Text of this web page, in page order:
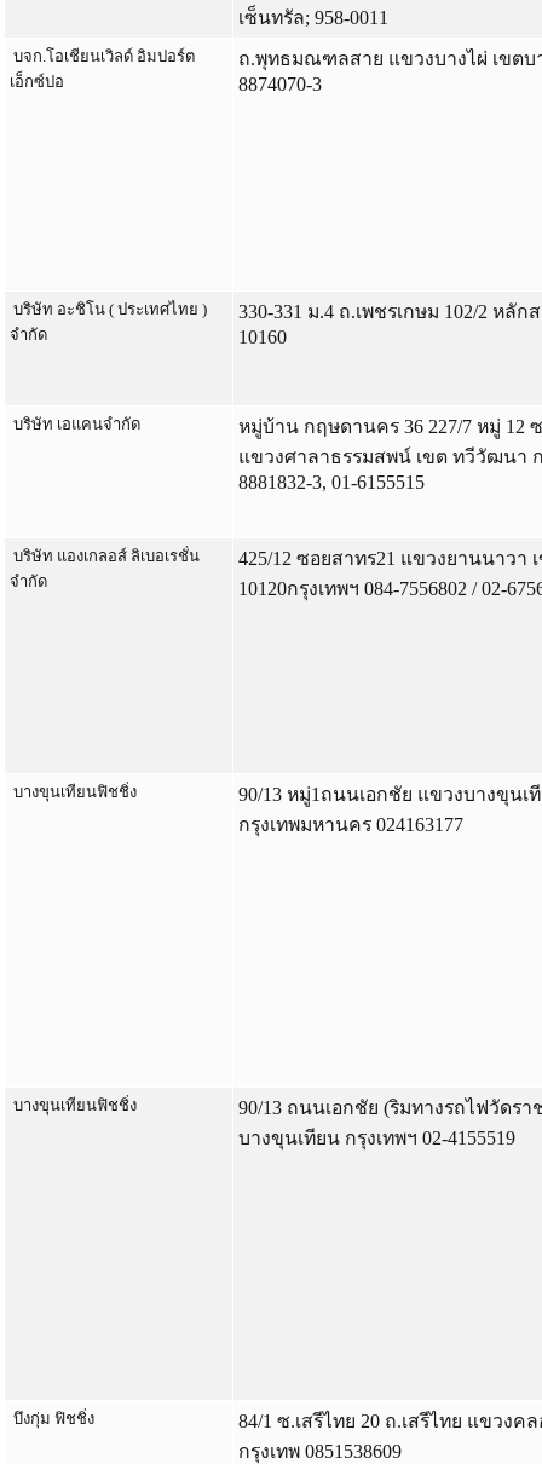
เซ็นทรัล; 958-0011
บจก.โอเชียนเวิลด์ อิมปอร์ต
เอ็กซ์ปอ
ถ.พุทธมณฑลสาย แขวงบางไผ่ เขตบ
8874070-3
บริษัท อะชิโน ( ประเทศไทย )
จำกัด
330-331 ม.4 ถ.เพชรเกษม 102/2 หลั
10160
บริษัท เอแคนจำกัด
หมู่บ้าน กฤษดานคร 36 227/7 หมู่ 12
แขวงศาลาธรรมสพน์ เขต ทวีวัฒนา ก
8881832-3, 01-6155515
บริษัท แองเกลอส์ ลิเบอเรชั่น
จำกัด
425/12 ซอยสาทร21 แขวงยานนาวา
10120กรุงเทพฯ 084-7556802 / 02-
บางขุนเทียนฟิชชิ่ง
90/13 หมู่1ถนนเอกชัย แขวงบางขุนเ
กรุงเทพมหานคร 024163177
บางขุนเทียนฟิชชิ่ง
90/13 ถนนเอกชัย (ริมทางรถไฟวัดรา
บางขุนเทียน กรุงเทพฯ 02-4155519
บึงกุ่ม ฟิชชิ่ง
84/1 ซ.เสรีไทย 20 ถ.เสรีไทย แขวงค
กรุงเทพ 0851538609